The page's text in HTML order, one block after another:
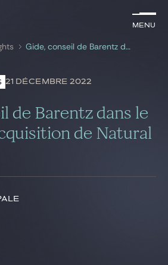
Menu
mots-clés
Menu
Gide, conseil de Barentz dans le cadre de l’acquisition de Natural
21 DÉCEMBRE 2022
de Barentz dans le
de Natural